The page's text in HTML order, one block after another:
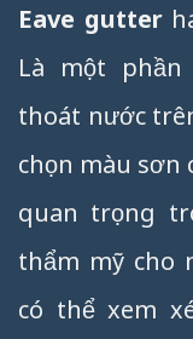
Eave gutter
Là một
thoát nước
chọn màu sơn
quan trọng
thẩm mỹ cho
có thể xem